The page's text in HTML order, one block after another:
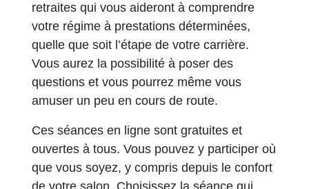
retraites qui vous aideront à comprendre
votre régime à prestations déterminées,
quelle que soit l’étape de votre carrière.
Vous aurez la possibilité à poser des
questions et vous pourrez même vous
amuser un peu en cours de route.
Ces séances en ligne sont gratuites et
ouvertes à tous. Vous pouvez y participer où
que vous soyez, y compris depuis le confort
de votre salon. Choisissez la séance qui